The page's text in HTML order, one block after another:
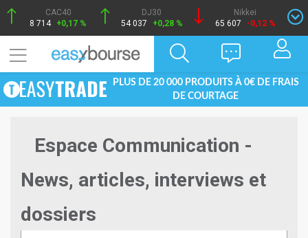
CAC40
8 714 +0,17 %
DJ30
54 037
+0,28 %
Nikkei
65 607
-0,12 %
PLUS DE 20 000 PRODUITS À 0€ DE FRAIS
DE COURTAGE
Espace Communication -
News, articles, interviews et
dossiers